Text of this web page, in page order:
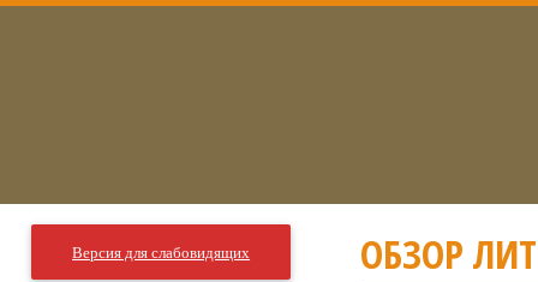
ОБЗОР
Версия для слабовидящих